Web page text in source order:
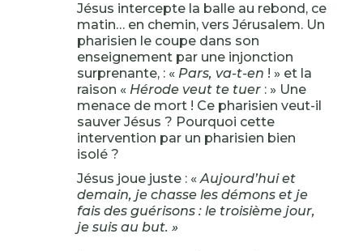
Jésus intercepte la balle au rebond, ce
matin… en chemin, vers Jérusalem. Un
pharisien le coupe dans son
enseignement par une injonction
surprenante, : « Pars, va-t-en ! » et la
raison « Hérode veut te tuer: » Une
menace de mort ! Ce pharisien veut-il
sauver Jésus ? Pourquoi cette
intervention par un pharisien bien
isolé ?
Jésus joue juste : «Aujourd’hui et
demain, je chasse les démons et je
fais des guérisons : le troisième jour,
je suis au but. »